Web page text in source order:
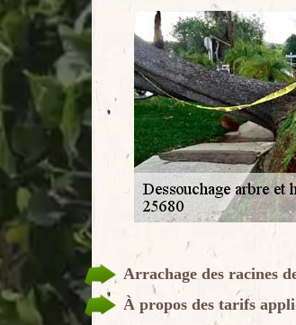
Arrachage des racines
À propos des tarifs